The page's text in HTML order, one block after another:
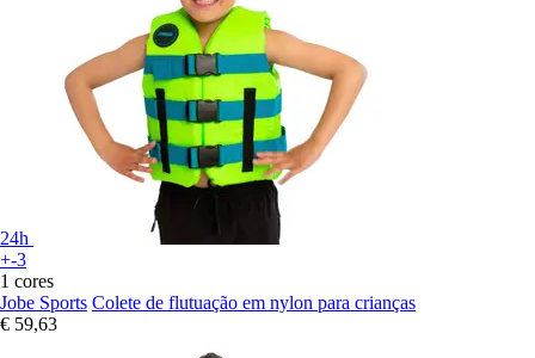
24h
+-3
1 cores
Jobe Sports Colete de flutuação em nylon para crianças
€ 59,63